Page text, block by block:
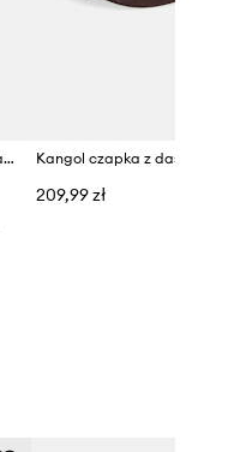
Calvin Klein czapka z daszkiem damska bawełniana
209,99 zł